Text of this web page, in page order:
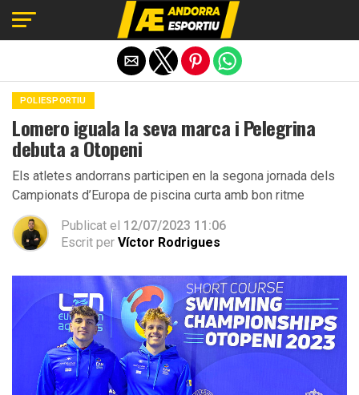
POLIESPORTIU
Lomero iguala la seva marca i Pelegrina
debuta a Otopeni
Els atletes andorrans participen en la segona jornada dels
Campionats d’Europa de piscina curta amb bon ritme
Publicat el 12/07/2023 11:06
Escrit per Víctor Rodrigues
Exit mobile version